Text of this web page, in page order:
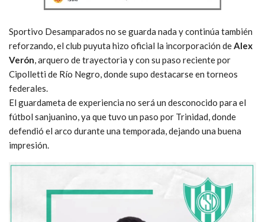
Sportivo Desamparados no se guarda nada y continúa también
reforzando, el club puyuta hizo oficial la incorporación deAlex
Verón, arquero de trayectoria y con su paso reciente por
Cipolletti de Río Negro, donde supo destacarse en torneos
federales.
El guardameta de experiencia no será un desconocido para el
fútbol sanjuanino, ya que tuvo un paso por Trinidad, donde
defendió el arco durante una temporada, dejando una buena
impresión.